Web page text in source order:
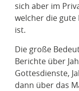
sich aber im
welcher die gute
ist.
Die große
Berichte über
Gottesdienste,
dann über das